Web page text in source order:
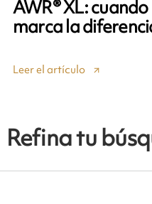
AWR® XL:
marca la
Leer el artículo
Refina tu